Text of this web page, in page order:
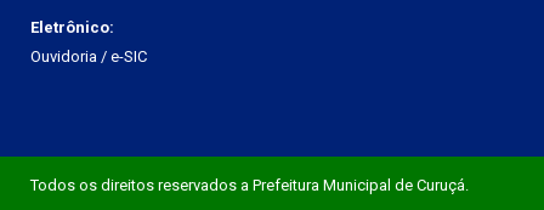
Eletrônico:
Ouvidoria / e-SIC
Todos os direitos reservados a Prefeitura Municipal de Curuçá.